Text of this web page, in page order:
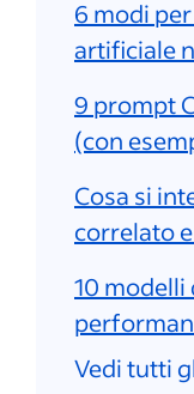
6 modi
artificiale
9 prompt
(con
Cosa si
correlato
10 modelli
Vedi tutti